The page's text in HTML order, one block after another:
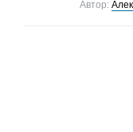
Автор: